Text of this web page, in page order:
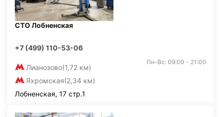
СТО Лобненская
+7 (499) 110-53-06
Лианозово(1,72 км)
Яхромская(2,34 км)
Пн-Вс: 09:00 - 21:00
Лобненская, 17 стр.1